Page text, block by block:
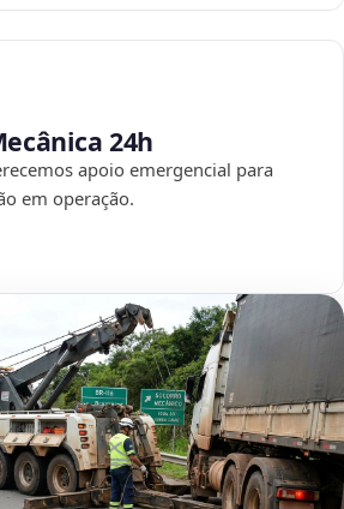
24h
apoio emergencial para
em operação.